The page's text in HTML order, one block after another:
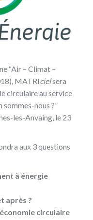
“Air – Climat –
MATRIcielsera
circulaire au service
nous ?”
les-Anvaing, le 23
aux 3 questions
à énergie
après ?
circulaire